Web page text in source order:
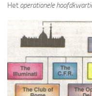
Het operationele